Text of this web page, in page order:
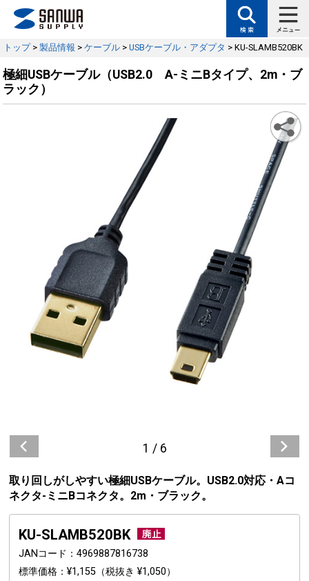
トップ> 製品情報 > ケーブル > USBケーブル・アダプタ > KU-SLAMB520BK
極細USBケーブル（USB2.0 A-ミニBタイプ、2m・ブ
ラック）
1 / 6
取り回しがしやすい極細USBケーブル。USB2.0対応・Aコ
ネクタ-ミニBコネクタ。2m・ブラック。
KU-SLAMB520BK
JANコード
4969887816738
標準価格
¥1,155（税抜き ¥1,050）